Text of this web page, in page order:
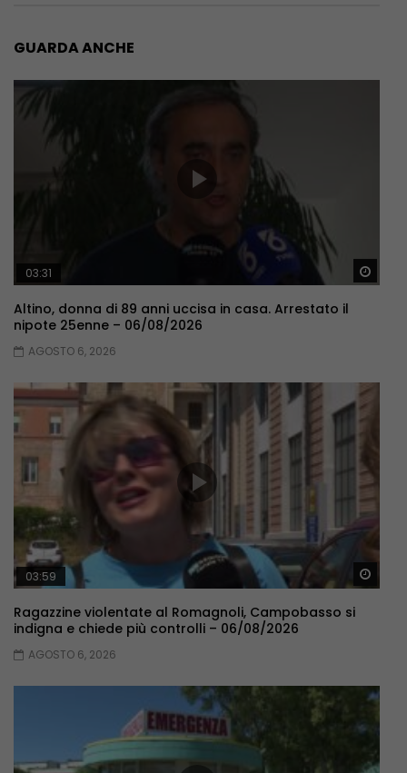
GUARDA ANCHE
03:31
Altino, donna di 89 anni uccisa in casa. Arrestato il
nipote 25enne – 06/08/2026
AGOSTO 6, 2026
03:59
Ragazzine violentate al Romagnoli, Campobasso si
indigna e chiede più controlli – 06/08/2026
AGOSTO 6, 2026